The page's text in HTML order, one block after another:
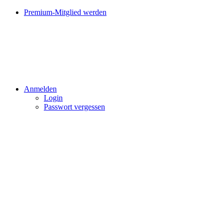
Premium-Mitglied werden
Anmelden
Login
Passwort vergessen